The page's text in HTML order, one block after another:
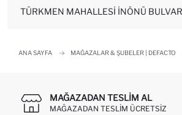
ANA SAYFA MAĞAZALAR & ŞUBELER | DEFACTO
MAĞAZADAN TESLIM AL
MAĞAZADAN TESLIM ÜCRETSIZ